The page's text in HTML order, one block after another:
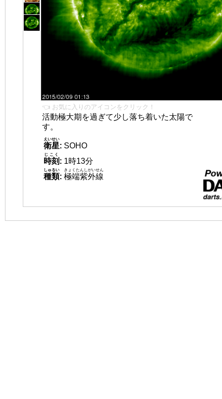
👈 お気に入りのアイコンをクリック！
活動極大期を過ぎて少し落ち着いた太陽で
す。
衛星
えいせい
: SOHO
時刻
じこく
: 1時13分
種類
しゅるい
: 極端紫外線
きょくたんしがいせん